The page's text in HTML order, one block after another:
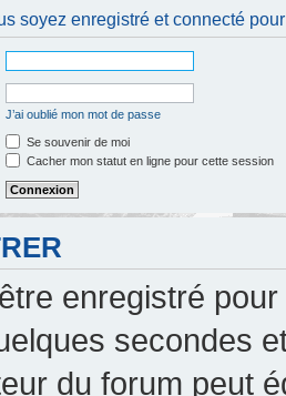
soyez enregistré et connecté
J’ai oublié mon mot de passe
Se souvenir de moi
Cacher mon statut en ligne pour cette session
enregistré
secondes
du forum peut